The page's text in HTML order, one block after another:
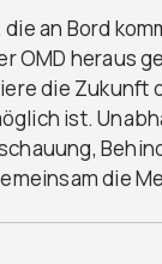
an Bord
OMD heraus
die
ist.
die